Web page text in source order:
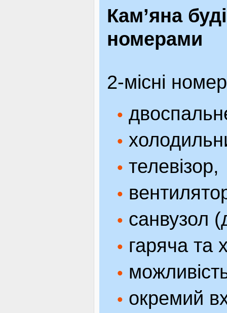
Кам’яна
номерами
2-місні
•
•
• телевізор,
•
• санвузол
• гаряча та
•
• окремий